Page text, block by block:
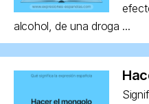
alcohol, de una droga ...